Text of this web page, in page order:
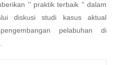
'' praktik terbaik '' dalam
diskusi studi kasus aktual
pelabuhan di